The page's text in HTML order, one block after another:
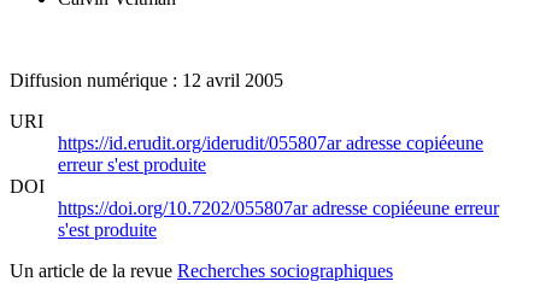
Diffusion numérique : 12 avril 2005
URI
https://id.erudit.org/iderudit/055807aradresse copiéeune
erreur s'est produite
DOI
https://doi.org/10.7202/055807aradresse copiéeune erreur
s'est produite
Un article de la revue Recherches sociographiques